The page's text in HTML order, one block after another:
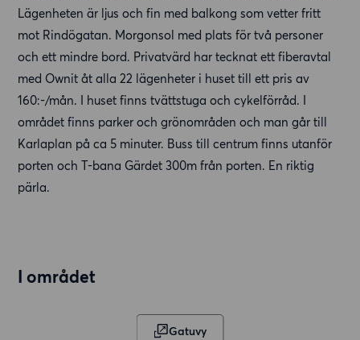
Lägenheten är ljus och fin med balkong som vetter fritt
mot Rindögatan. Morgonsol med plats för två personer
och ett mindre bord. Privatvärd har tecknat ett fiberavtal
med Ownit åt alla 22 lägenheter i huset till ett pris av
160:-/mån. I huset finns tvättstuga och cykelförråd. I
området finns parker och grönområden och man går till
Karlaplan på ca 5 minuter. Buss till centrum finns utanför
porten och T-bana Gärdet 300m från porten. En riktig
pärla.
I området
Gatuvy